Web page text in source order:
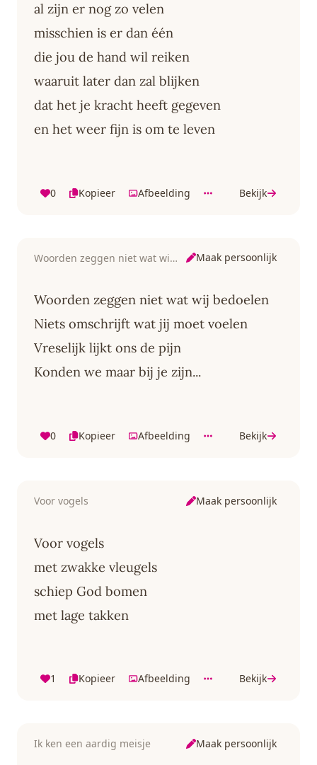
al zijn er nog zo velen
misschien is er dan één
die jou de hand wil reiken
waaruit later dan zal blijken
dat het je kracht heeft gegeven
en het weer fijn is om te leven
0 Kopieer Afbeelding Bekijk
Woorden zeggen niet wat wij bedoelen Maak persoonlijk
Woorden zeggen niet wat wij bedoelen
Niets omschrijft wat jij moet voelen
Vreselijk lijkt ons de pijn
Konden we maar bij je zijn...
0 Kopieer Afbeelding Bekijk
Voor vogels Maak persoonlijk
Voor vogels
met zwakke vleugels
schiep God bomen
met lage takken
1 Kopieer Afbeelding Bekijk
Ik ken een aardig meisje Maak persoonlijk